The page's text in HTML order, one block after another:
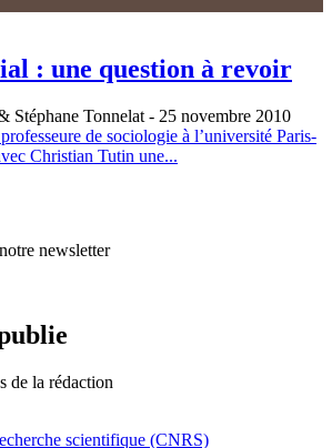
: une question à revoir
Stéphane Tonnelat - 25 novembre 2010
de sociologie à l’université Paris-
Christian Tutin une...
newsletter
de la rédaction